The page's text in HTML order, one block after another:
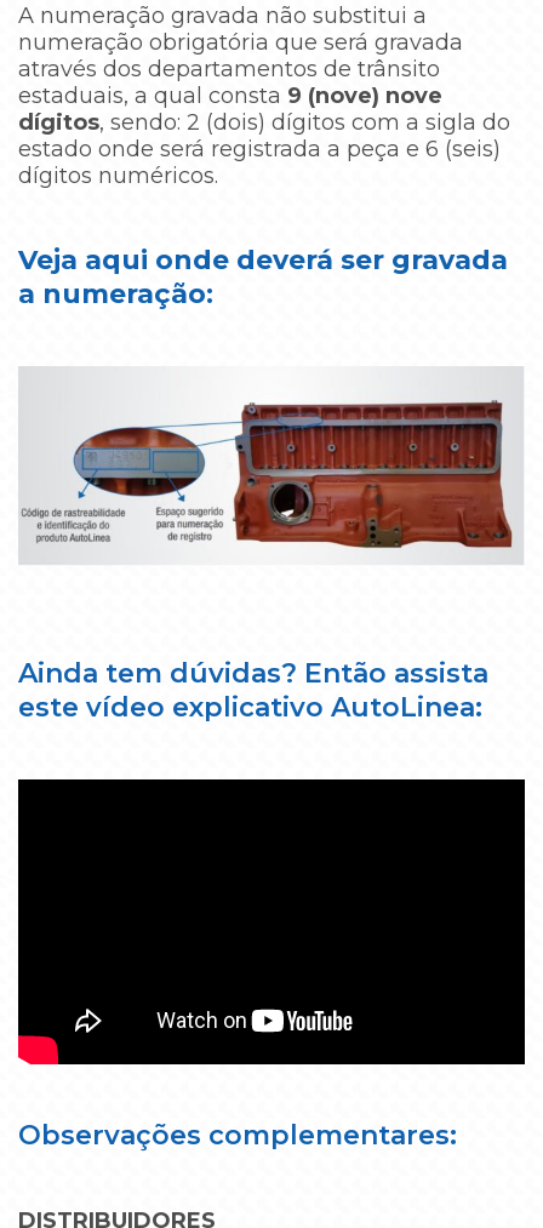
A numeração gravada não substitui a
numeração obrigatória que será gravada
através dos departamentos de trânsito
estaduais, a qual consta 9 (nove) nove
dígitos, sendo: 2 (dois) dígitos com a sigla do
estado onde será registrada a peça e 6 (seis)
dígitos numéricos.
Veja aqui onde deverá ser gravada
a numeração:
Ainda tem dúvidas? Então assista
este vídeo explicativo AutoLinea:
Observações complementares:
DISTRIBUIDORES